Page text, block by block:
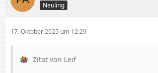
Neuling
17. Oktober 2025 um 12:29
Zitat von Leif